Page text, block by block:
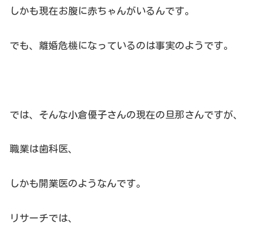
しかも現在お腹に赤ちゃんがいるんです。
でも、離婚危機になっているのは事実のようです。
では、そんな小倉優子さんの現在の旦那さんですが、
職業は歯科医、
しかも開業医のようなんです。
リサーチでは、